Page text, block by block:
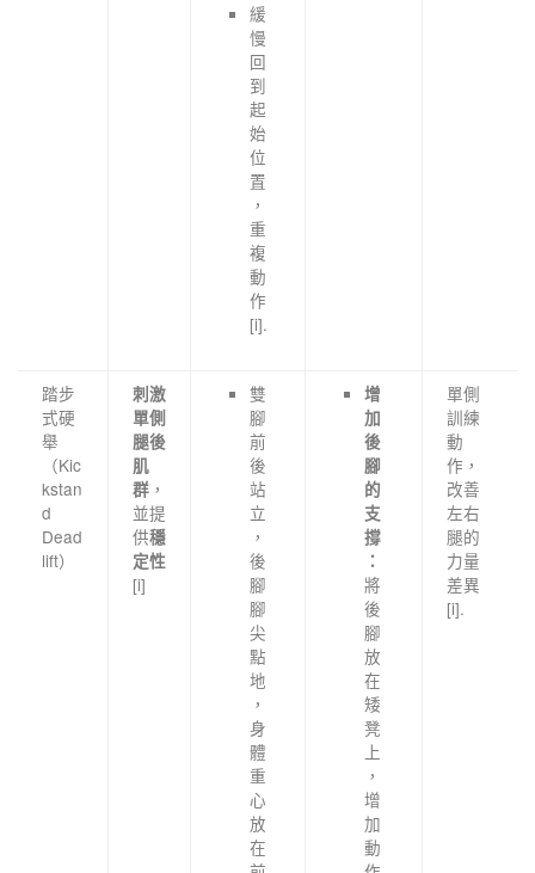
緩
慢
回
到
起
始
位
置
，
重
複
動
作
[i].
踏步
式硬
舉
（Kic
kstan
d
Dead
lift）
刺激
單側
腿後
肌
群 ，
並提
供穩
定性
[i]
雙
腳
前
後
站
立
，
後
腳
腳
尖
點
地
，
身
體
重
心
放
在
增
加
後
腳
的
支
撐
：
將
後
腳
放
在
矮
凳
上
，
增
加
動
單側
訓練
動
作，
改善
左右
腿的
力量
差異
[i].